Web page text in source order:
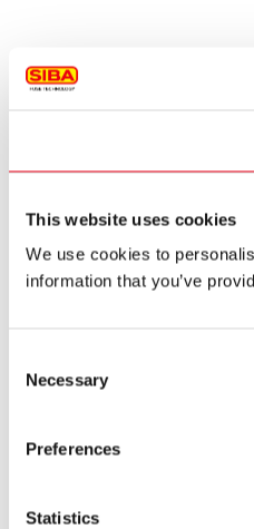
This website uses cookies
We use cookies to
information that you’ve
Selection
Necessary
Preferences
Statistics